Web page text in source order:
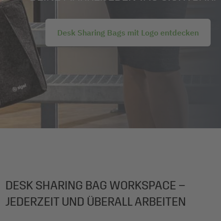
Desk Sharing Bags mit Logo entdecken
DESK SHARING BAG WORKSPACE –
JEDERZEIT UND ÜBERALL ARBEITEN